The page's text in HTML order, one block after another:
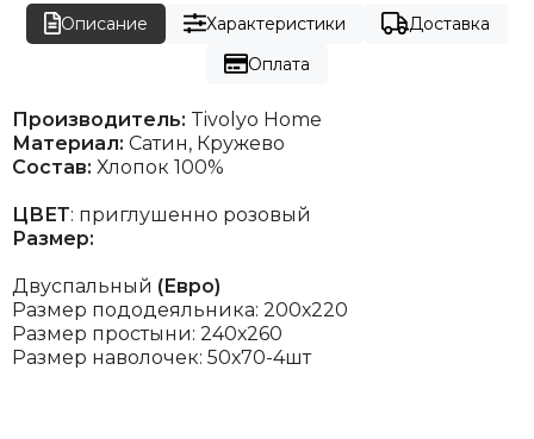
Описание Характеристики
Доставка
Оплата
Производитель: Tivolyo Home
Материал: Сатин, Кружево
Состав: Хлопок 100%
ЦВЕТ: приглушенно розовый
Размер:
Двуспальный (Евро)
Размер пододеяльника: 200х220
Размер простыни: 240х260
Размер наволочек: 50х70-4шт